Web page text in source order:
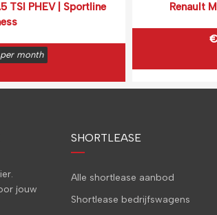
TSI PHEV | Sportline
per month
km per month.
Renault
€
jouw
SHORTLEASE
Alle shortlease aanbod
Shortlease bedrijfswagens